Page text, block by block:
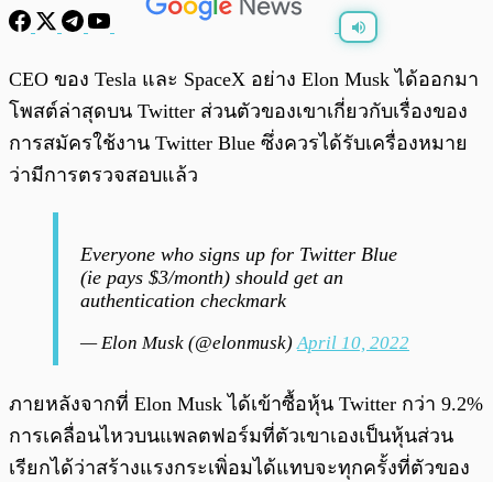
0:00/0:00
CEO ของ Tesla และ SpaceX อย่าง Elon Musk ได้ออกมา
โพสต์ล่าสุดบน Twitter ส่วนตัวของเขาเกี่ยวกับเรื่องของ
การสมัครใช้งาน Twitter Blue ซึ่งควรได้รับเครื่องหมาย
ว่ามีการตรวจสอบแล้ว
Everyone who signs up for Twitter Blue
(ie pays $3/month) should get an
authentication checkmark
— Elon Musk (@elonmusk)April 10, 2022
ภายหลังจากที่ Elon Musk ได้เข้าซื้อหุ้น Twitter กว่า 9.2%
การเคลื่อนไหวบนแพลตฟอร์มที่ตัวเขาเองเป็นหุ้นส่วน
เรียกได้ว่าสร้างแรงกระเพิ่อมได้แทบจะทุกครั้งที่ตัวของ